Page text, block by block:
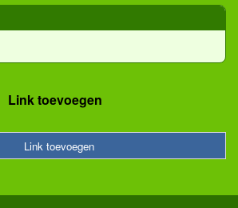
Link toevoegen
Link toevoegen